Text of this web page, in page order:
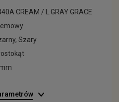
CREAM / L.GRAY GRACE
Szary